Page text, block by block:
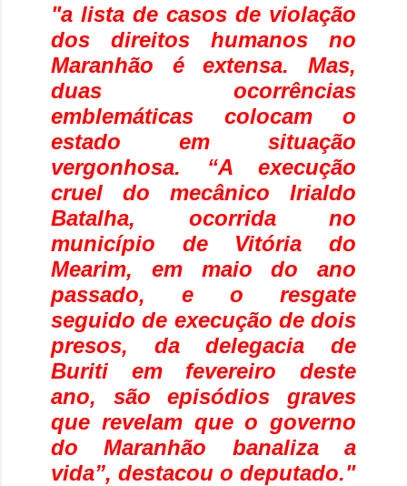
"a lista de casos de violação
dos direitos humanos no
Maranhão é extensa. Mas,
duas ocorrências
emblemáticas colocam o
estado em situação
vergonhosa. “A execução
cruel do mecânico Irialdo
Batalha, ocorrida no
município de Vitória do
Mearim, em maio do ano
passado, e o resgate
seguido de execução de dois
presos, da delegacia de
Buriti em fevereiro deste
ano, são episódios graves
que revelam que o governo
do Maranhão banaliza a
vida”, destacou o deputado."